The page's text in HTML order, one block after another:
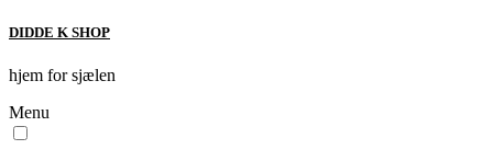
DIDDE K SHOP
hjem for sjælen
Menu